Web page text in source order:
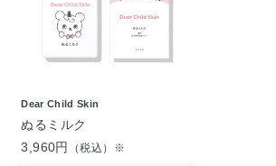
Dear Child Skin
ぬるミルク
3,960円
（税込）※